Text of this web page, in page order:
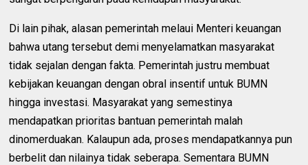
Di lain pihak, alasan pemerintah melaui Menteri keuangan
bahwa utang tersebut demi menyelamatkan masyarakat
tidak sejalan dengan fakta. Pemerintah justru membuat
kebijakan keuangan dengan obral insentif untuk BUMN
hingga investasi. Masyarakat yang semestinya
mendapatkan prioritas bantuan pemerintah malah
dinomerduakan. Kalaupun ada, proses mendapatkannya pun
berbelit dan nilainya tidak seberapa. Sementara BUMN